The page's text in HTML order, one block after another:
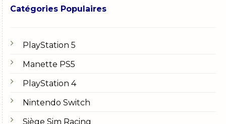
Catégories Populaires
PlayStation 5
Manette PS5
PlayStation 4
Nintendo Switch
Siège Sim Racing